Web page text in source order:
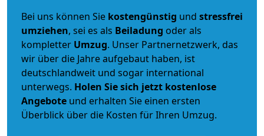
Bei uns können Sie kostengünstig und stressfrei
umziehen, sei es als Beiladung oder als
kompletter Umzug. Unser Partnernetzwerk, das
wir über die Jahre aufgebaut haben, ist
deutschlandweit und sogar international
unterwegs. Holen Sie sich jetzt kostenlose
Angebote und erhalten Sie einen ersten
Überblick über die Kosten für Ihren Umzug.